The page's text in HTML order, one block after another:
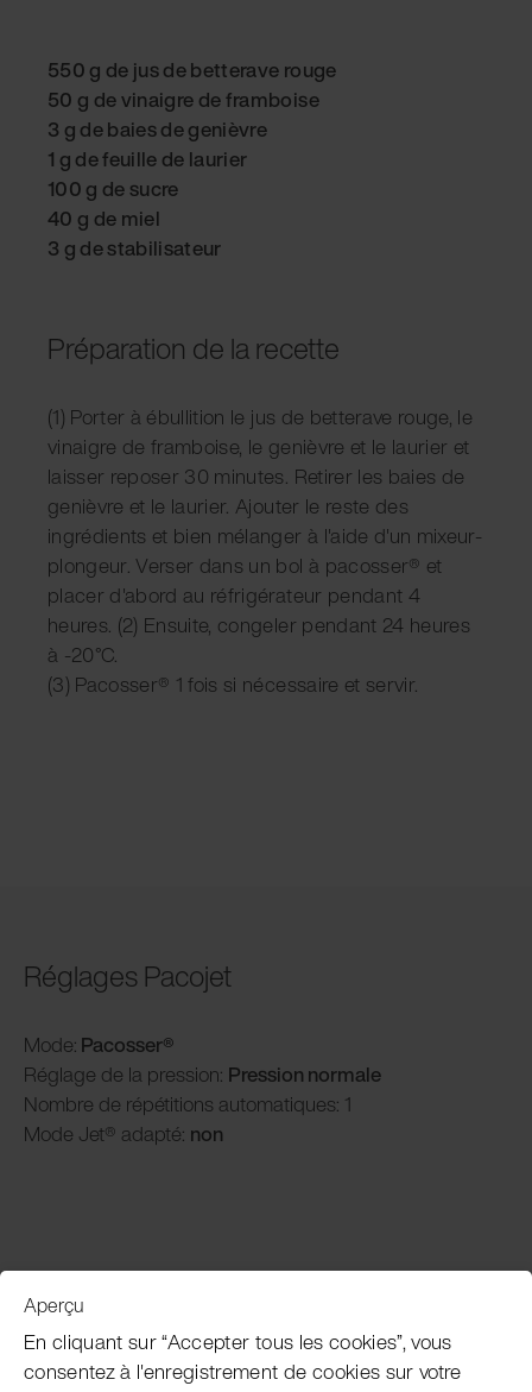
550 g de jus de betterave rouge
50 g de vinaigre de framboise
3 g de baies de genièvre
1 g de feuille de laurier
100 g de sucre
40 g de miel
3 g de stabilisateur
Préparation de la recette
(1) Porter à ébullition le jus de betterave rouge, le
vinaigre de framboise, le genièvre et le laurier et
laisser reposer 30 minutes. Retirer les baies de
genièvre et le laurier. Ajouter le reste des
ingrédients et bien mélanger à l'aide d'un mixeur-
plongeur. Verser dans un bol à pacosser® et
placer d'abord au réfrigérateur pendant 4
heures. (2) Ensuite, congeler pendant 24 heures
à -20°C.
(3) Pacosser® 1 fois si nécessaire et servir.
Réglages Pacojet
Mode: Pacosser®
Réglage de la pression: Pression normale
Nombre de répétitions automatiques: 1
Mode Jet® adapté: non
Service clientèle
Aperçu
En cliquant sur “Accepter tous les cookies”, vous
consentez à l'enregistrement de cookies sur votre